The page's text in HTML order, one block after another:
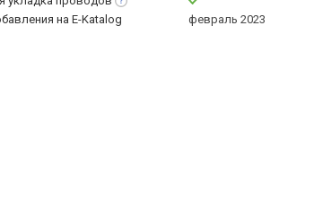
на E-Katalog
февраль 2023